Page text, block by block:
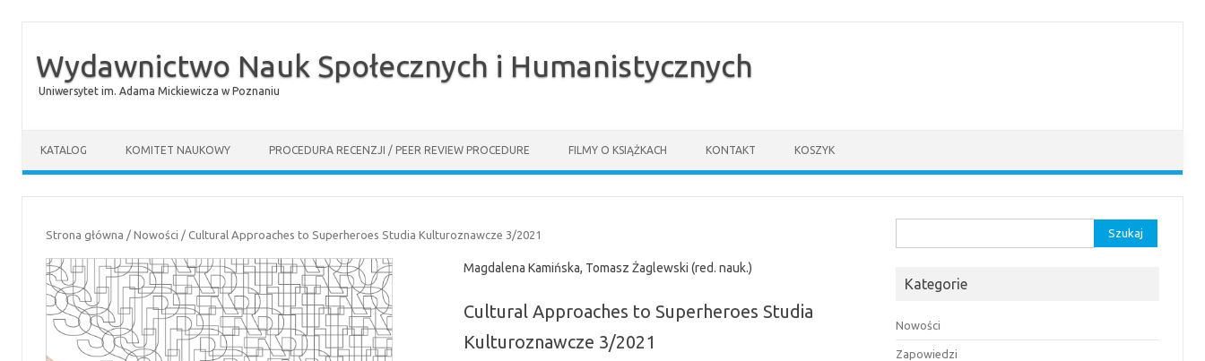
Wydawnictwo Nauk Społecznych i Humanistycznych
Uniwersytet im. Adama Mickiewicza w Poznaniu
KATALOG KOMITET NAUKOWY PROCEDURA RECENZJI / PEER REVIEW PROCEDURE FILMY O KSIĄŻKACH KONTAKT KOSZYK
Strona główna / Nowości / Cultural Approaches to Superheroes Studia Kulturoznawcze 3/2021
Magdalena Kamińska, Tomasz Żaglewski (red. nauk.)
Cultural Approaches to Superheroes Studia
Kulturoznawcze 3/2021
Kategorie
Nowości
Zapowiedzi